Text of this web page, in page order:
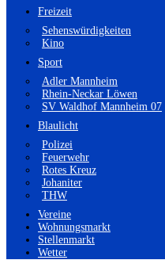
Freizeit
Sehenswürdigkeiten
Kino
Sport
Adler Mannheim
Rhein-Neckar Löwen
SV Waldhof Mannheim 07
Blaulicht
Polizei
Feuerwehr
Rotes Kreuz
Johaniter
THW
Vereine
Wohnungsmarkt
Stellenmarkt
Wetter